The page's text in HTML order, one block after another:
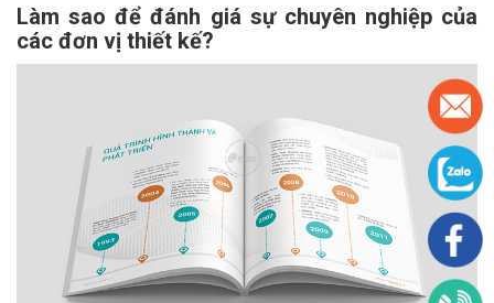
Làm sao để đánh giá sự chuyên nghiệp của
các đơn vị thiết kế?